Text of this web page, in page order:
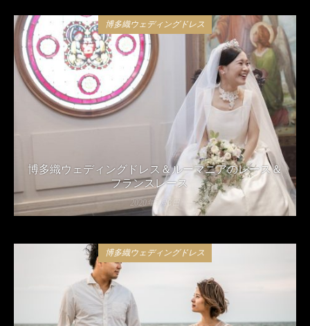
博多織ウェディングドレス
博多織ウェディングドレス＆ルーマニアのレース＆
フランスレース
2020年5月8日
博多織ウェディングドレス